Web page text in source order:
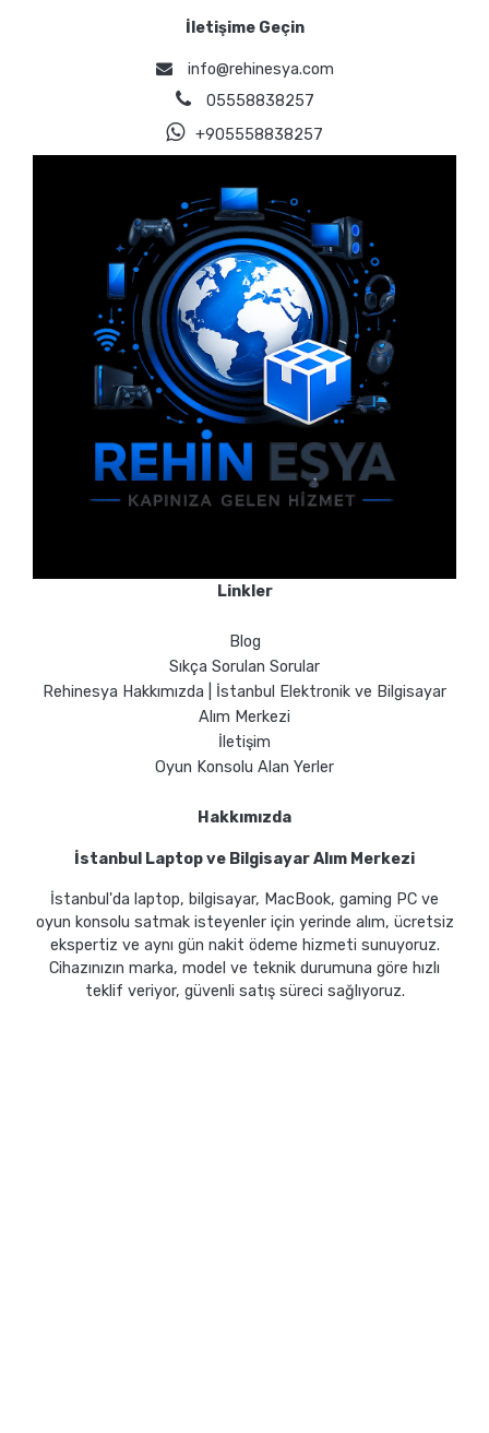
İletişime Geçin
info@rehinesya.com
05558838257
+905558838257
Linkler
Blog
Sıkça Sorulan Sorular
Rehinesya Hakkımızda | İstanbul Elektronik ve Bilgisayar
Alım Merkezi
İletişim
Oyun Konsolu Alan Yerler
Hakkımızda
İstanbul Laptop ve Bilgisayar Alım Merkezi
İstanbul'da laptop, bilgisayar, MacBook, gaming PC ve
oyun konsolu satmak isteyenler için yerinde alım, ücretsiz
ekspertiz ve aynı gün nakit ödeme hizmeti sunuyoruz.
Cihazınızın marka, model ve teknik durumuna göre hızlı
teklif veriyor, güvenli satış süreci sağlıyoruz.